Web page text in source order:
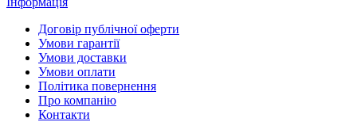
Договір публічної оферти
Умови гарантії
Умови доставки
Умови оплати
Політика повернення
Про компанію
Контакти